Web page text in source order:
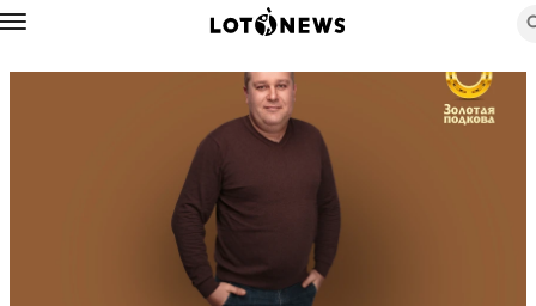
Назад